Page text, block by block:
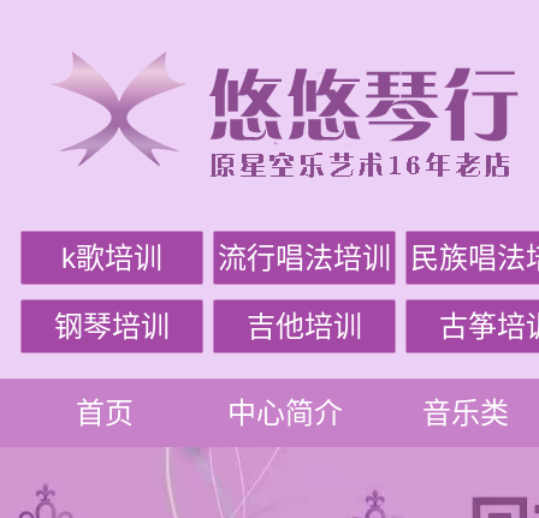
k歌培训 流行唱法培训 民族唱法
钢琴培训 吉他培训 古筝培
首页 中心简介 音乐类